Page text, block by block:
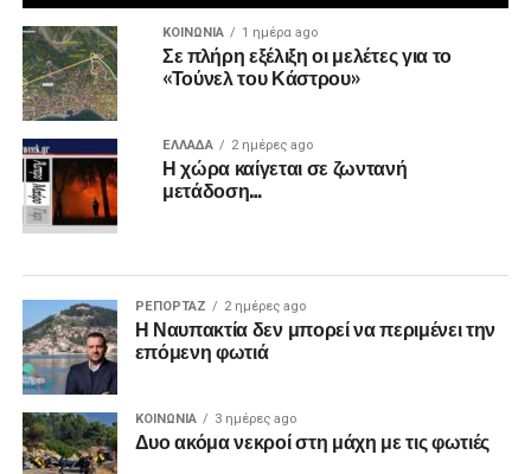
ΚΟΙΝΩΝΙΑ 1 ημέρα ago
Σε πλήρη εξέλιξη οι μελέτες για το
«Τούνελ του Κάστρου»
ΕΛΛΑΔΑ 2 ημέρες ago
Η χώρα καίγεται σε ζωντανή
μετάδοση…
ΡΕΠΟΡΤΑΖ 2 ημέρες ago
Η Ναυπακτία δεν μπορεί να περιμένει την
επόμενη φωτιά
ΚΟΙΝΩΝΙΑ 3 ημέρες ago
Δυο ακόμα νεκροί στη μάχη με τις φωτιές